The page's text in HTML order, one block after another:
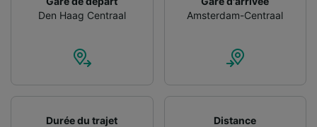
Den Haag Centraal
Amsterdam-Centraal
Durée du trajet
Distance